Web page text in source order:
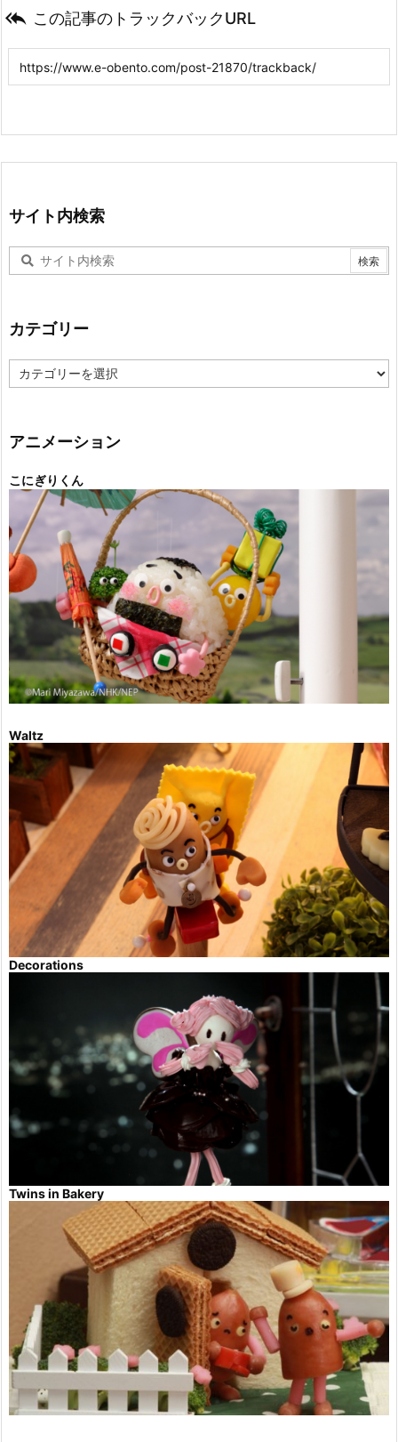
 この記事のトラックバックURL
サイト内検索
カテゴリー
テ
ー
アニメーション
こにぎりくん
Waltz
Decorations
Twins in Bakery